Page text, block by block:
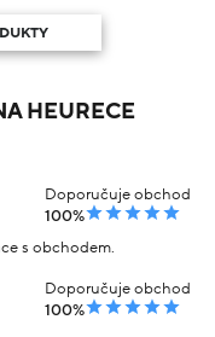
HEURECE
Doporučuje obchod
100%
s obchodem.
Doporučuje obchod
100%